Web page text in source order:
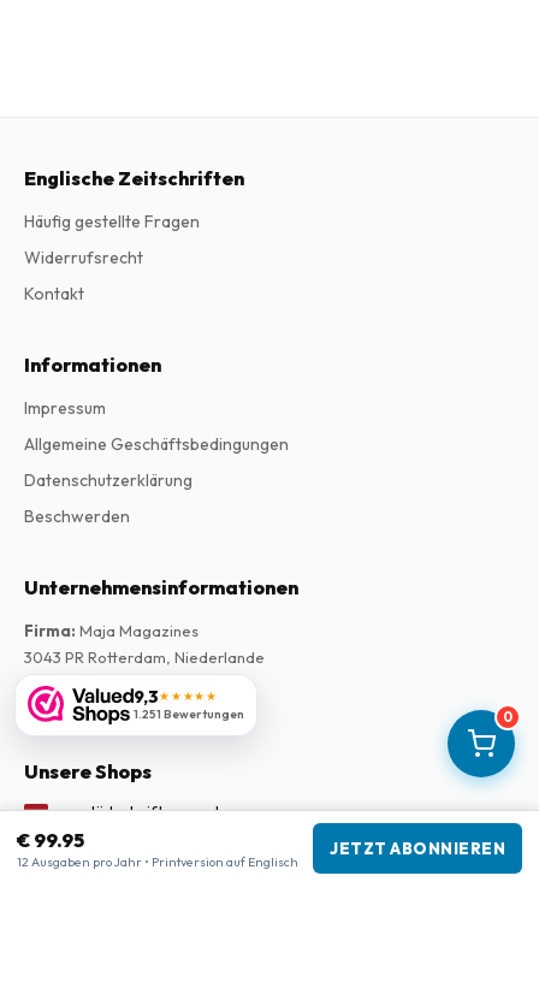
0
€ 99.95
12 Ausgaben pro Jahr • Printversion auf Englisch
JETZT ABONNIEREN
9,3★★★★★
1.251 Bewertungen
Englische Zeitschriften
Häufig gestellte Fragen
Widerrufsrecht
Kontakt
Informationen
Impressum
Allgemeine Geschäftsbedingungen
Datenschutzerklärung
Beschwerden
Unternehmensinformationen
Firma: Maja Magazines
3043 PR Rotterdam, Niederlande
USt-IdNr.
Handelskammer :27300515
Unsere Shops
www.tijdschriftenzo.nl
www.englischezeitschriften.de
www.magazinesenanglais.fr